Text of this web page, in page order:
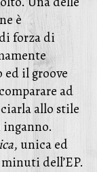
è
forza di
il groove
ad
allo stile
, unica ed
dell’EP.